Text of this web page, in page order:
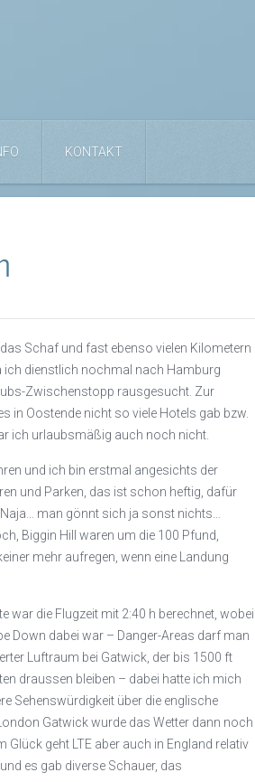
KONTAKT
Schaf und fast ebenso vielen Kilometern
ich dienstlich nochmal nach Hamburg
Zwischenstopp rausgesucht. Zur
in Oostende nicht so viele Hotels gab bzw.
ich urlaubsmäßig auch noch nicht.
und ich bin erstmal angesichts der
und Parken, das ist schon heftig, dafür
man gönnt sich ja sonst nichts…
Biggin Hill waren um die 100 Pfund,
mehr aufregen, wenn eine Landung
war die Flugzeit mit 2:40 h berechnet, wobei
Down dabei war – Danger-Areas darf man
Luftraum bei Gatwick, der bis 1500 ft
draussen bleiben – dabei hatte ich mich
Sehenswürdigkeit über die englische
Gatwick wurde das Wetter dann noch
geht LTE aber auch in England relativ
es gab diverse Schauer, das